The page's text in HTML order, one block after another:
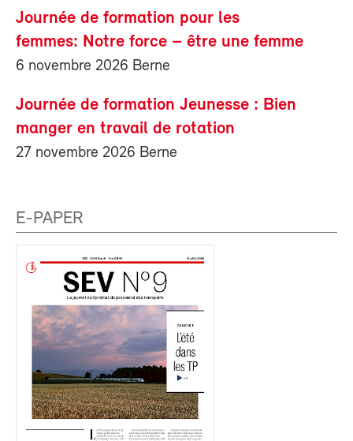
Journée de formation pour les
femmes: Notre force – être une femme
6 novembre 2026 Berne
Journée de formation Jeunesse : Bien
manger en travail de rotation
27 novembre 2026 Berne
E-PAPER